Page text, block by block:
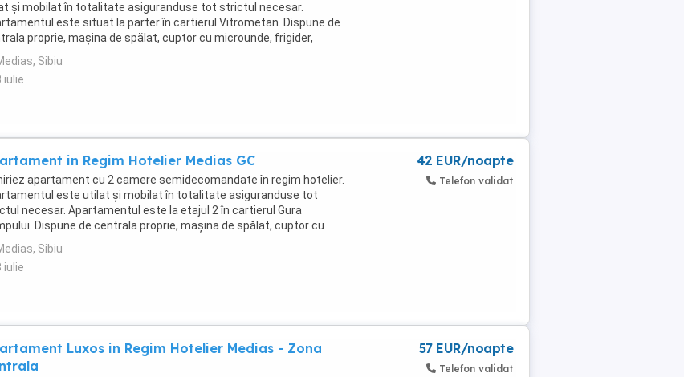
și mobilat în totalitate asiguranduse tot strictul necesar.
este situat la parter în cartierul Vitrometan. Dispune de
proprie, mașina de spălat, cuptor cu microunde, frigider,
gaz, prăjitor de paine, ...
Sibiu
iulie
in Regim Hotelier Medias GC
apartament cu 2 camere semidecomandate în regim hotelier.
este utilat și mobilat în totalitate asiguranduse tot
necesar. Apartamentul este la etajul 2 în cartierul Gura
Dispune de centrala proprie, mașina de spălat, cuptor cu
frigider, aragaz cu gaz, ...
Sibiu
iulie
42 EUR/noapte
Telefon validat
Luxos in Regim Hotelier Medias - Zona
57 EUR/noapte
Telefon validat